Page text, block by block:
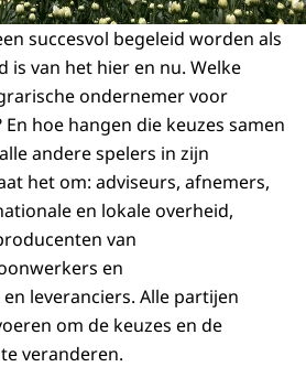
succesvol begeleid worden als
is van het hier en nu. Welke
ondernemer voor
hoe hangen die keuzes samen
andere spelers in zijn
het om: adviseurs, afnemers,
en lokale overheid,
van
en
leveranciers. Alle partijen
om de keuzes en de
veranderen.